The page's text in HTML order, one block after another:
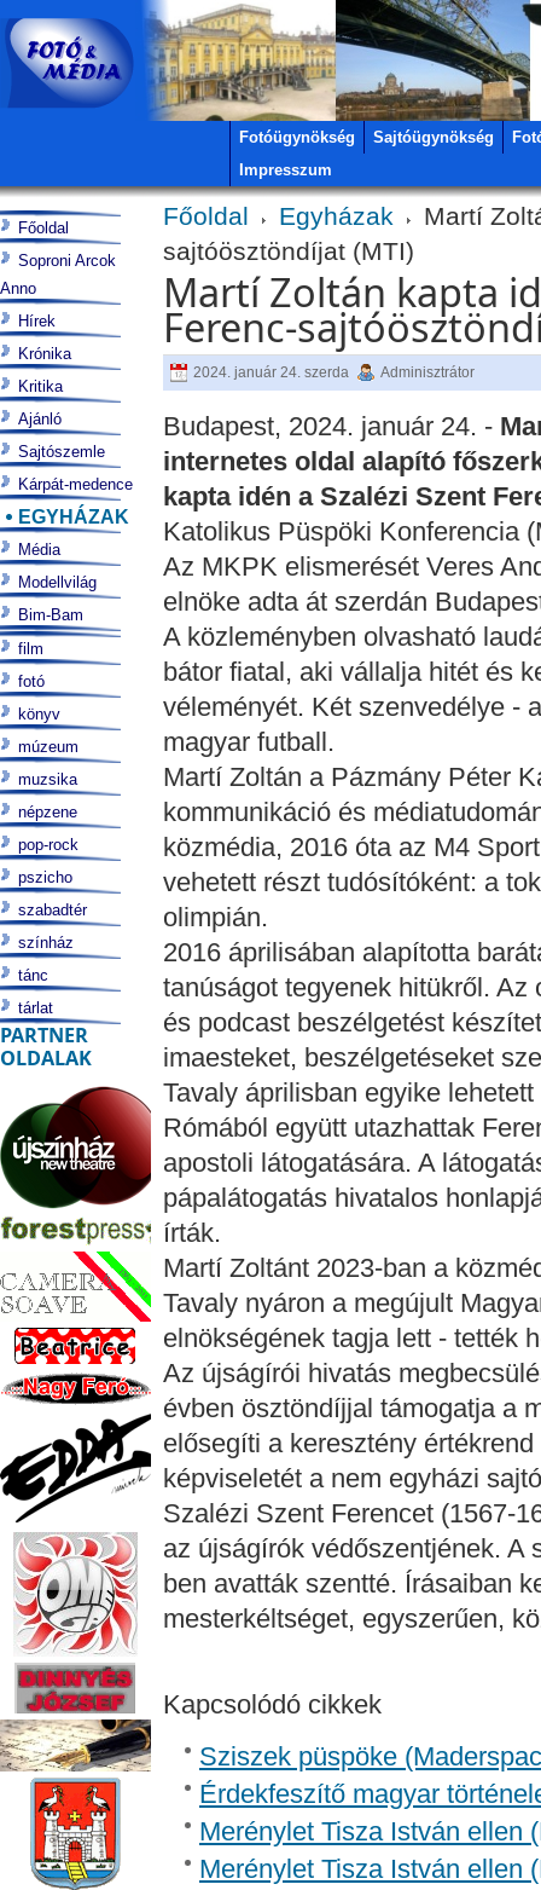
Fotóügynökség Sajtóügynökség
Impresszum
Főoldal Egyházak
Martí
sajtóösztöndíjat (MTI)
Martí Zoltán kapta
Ferenc-
2024. január 24. szerda Adminisztrátor
Budapest, 2024. január 24. -
internetes oldal alapító
kapta idén a Szalézi Szent
Katolikus Püspöki Konferencia
Az MKPK elismerését Veres
elnöke adta át szerdán
A közleményben olvasható
bátor fiatal, aki vállalja hitét és
véleményét. Két szenvedélye -
magyar futball.
Martí Zoltán a Pázmány Péter
kommunikáció és
közmédia, 2016 óta az M4
vehetett részt tudósítóként: a
olimpián.
2016 áprilisában alapította
tanúságot tegyenek hitükről.
és podcast beszélgetést
imaesteket, beszélgetéseket
Tavaly áprilisban egyike
Rómából együtt utazhattak
apostoli látogatására. A
pápalátogatás hivatalos
írták.
Martí Zoltánt 2023-ban a
Tavaly nyáron a megújult
elnökségének tagja lett - tették
Az újságírói hivatás
évben ösztöndíjjal támogatja a
elősegíti a keresztény
képviseletét a nem egyházi
Szalézi Szent Ferencet (1567-
az újságírók védőszentjének. A
ben avatták szentté. Írásaiban
mesterkéltséget, egyszerűen,
Kapcsolódó cikkek
Sziszek püspöke
Érdekfeszítő magyar
Merénylet Tisza István ellen
Merénylet Tisza István ellen
Főoldal
Soproni Arcok
Anno
Hírek
Krónika
Kritika
Ajánló
Sajtószemle
Kárpát-medence
EGYHÁZAK
Média
Modellvilág
Bim-Bam
film
fotó
könyv
múzeum
muzsika
népzene
pop-rock
pszicho
szabadtér
színház
tánc
tárlat
PARTNER
OLDALAK